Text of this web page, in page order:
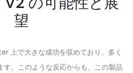
望
上で大きな成功を収めており、多く
す。このような反応からも、この製品